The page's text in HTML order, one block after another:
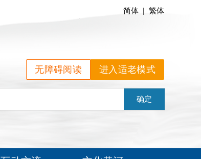
简体 | 繁体
进入适老模式
无障碍阅读
确定